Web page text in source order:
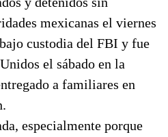
mexicanas el viernes
custodia del FBI y fue
el sábado en la
a familiares en
especialmente porque